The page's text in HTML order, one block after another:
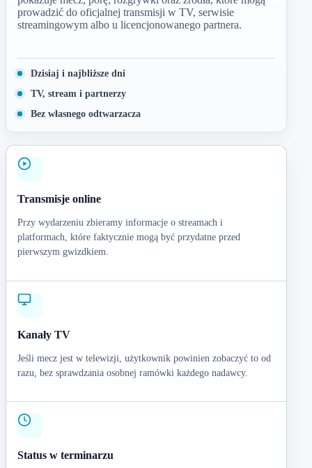
prowadzić do oficjalnej transmisji w TV, serwisie
streamingowym albo u licencjonowanego partnera.
Dzisiaj i najbliższe dni
TV, stream i partnerzy
Bez własnego odtwarzacza
Transmisje online
Przy wydarzeniu zbieramy informacje o streamach i
platformach, które faktycznie mogą być przydatne przed
pierwszym gwizdkiem.
Kanały TV
Jeśli mecz jest w telewizji, użytkownik powinien zobaczyć to od
razu, bez sprawdzania osobnej ramówki każdego nadawcy.
Status w terminarzu